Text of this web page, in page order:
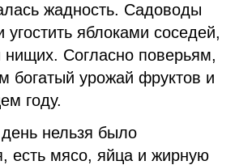
жадность. Садоводы
яблоками соседей,
нищих. Согласно поверьям,
богатый урожай фруктов и
году.
нельзя было
есть мясо, яйца и жирную